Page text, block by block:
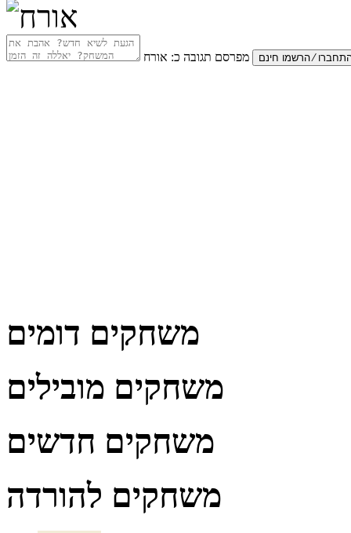
מפרסם תגובה כ: אורח
משחקים דומים
משחקים מובילים
משחקים חדשים
משחקים להורדה